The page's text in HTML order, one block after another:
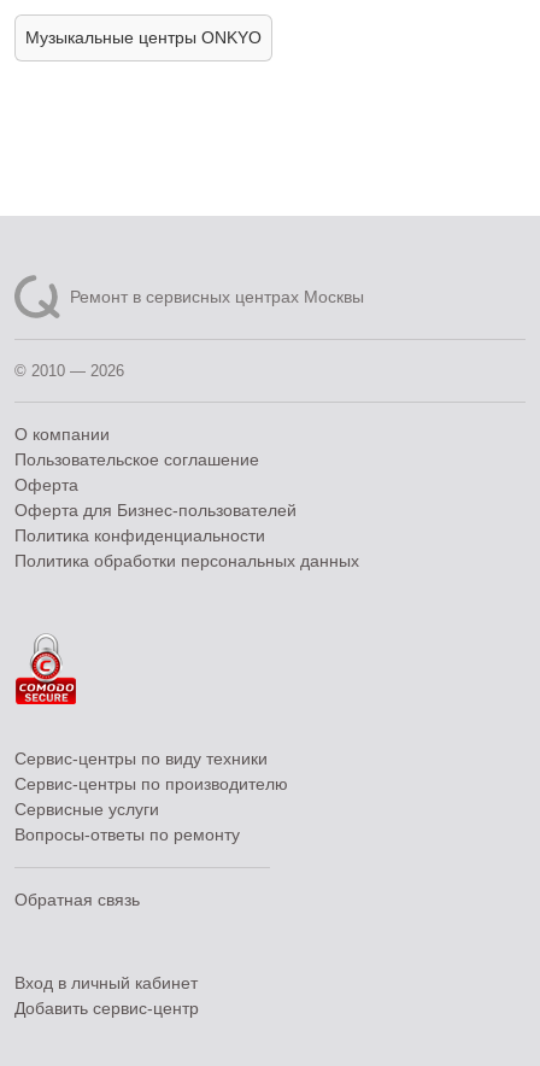
Музыкальные центры ONKYO
Ремонт в сервисных центрах Москвы
© 2010 — 2026
О компании
Пользовательское соглашение
Оферта
Оферта для Бизнес-пользователей
Политика конфиденциальности
Политика обработки персональных данных
Сервис-центры по виду техники
Сервис-центры по производителю
Сервисные услуги
Вопросы-ответы по ремонту
Обратная связь
Вход в личный кабинет
Добавить сервис-центр